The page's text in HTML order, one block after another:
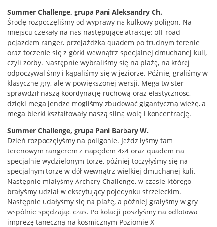
Summer Challenge, grupa Pani Aleksandry Ch.
Środę rozpoczęliśmy od wyprawy na kulkowy poligon. Na
miejscu czekały na nas następujące atrakcje: off road
pojazdem ranger, przejażdżka quadem po trudnym terenie
oraz toczenie się z górki wewnątrz specjalnej dmuchanej kuli,
czyli zorby. Następnie wybraliśmy się na plażę, na której
odpoczywaliśmy i kąpaliśmy się w jeziorze. Później graliśmy w
klasyczne gry, ale w powiększonej wersji. Mega twister
sprawdził naszą koordynację ruchową oraz elastyczność,
dzięki mega jendze mogliśmy zbudować gigantyczną wieżę, a
mega bierki kształtowały naszą silną wolę i koncentrację.
Summer Challenge, grupa Pani Barbary W.
Dzień rozpoczęłyśmy na poligonie. Jeździłyśmy tam
terenowym rangerem z napędem 4x4 oraz quadem na
specjalnie wydzielonym torze, później toczyłyśmy się na
specjalnym torze w dół wewnątrz wielkiej dmuchanej kuli.
Następnie miałyśmy Archery Challenge, w czasie którego
brałyśmy udział w ekscytujący pojedynku strzeleckim.
Następnie udałyśmy się na plażę, a później grałyśmy w gry
wspólnie spędzając czas. Po kolacji poszłyśmy na odlotowa
imprezę taneczną na kosmicznym Poziomie X.